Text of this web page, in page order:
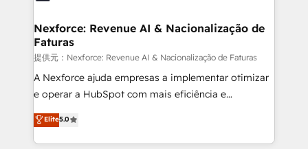
Station, Freshdesk, Intercom, and more. Custom
objects, automations, and integrations built for
growth. 🚀 AI-Driven GTM Orchestration Unify
HubSpot with LinkedIn, WhatsApp, email, paid
media, and AI voice to drive pipeline. 🤖 AI Custom
prospecting, follow-ups, service triage, and
knowledge retrieval—built in HubSpot. ⚡ Fast-Track
Nexforce: Revenue AI & Nacionalização de
Faturas
提供元：Nexforce: Revenue AI & Nacionalização de Faturas
A Nexforce ajuda empresas a implementar otimizar
e operar a HubSpot com mais eficiência e
previsibilidade de receita. Combinamos Revenue
Operations (RevOps) e Inteligência Artificial para
estruturar processos integrar sistemas organizar
Elite5.0